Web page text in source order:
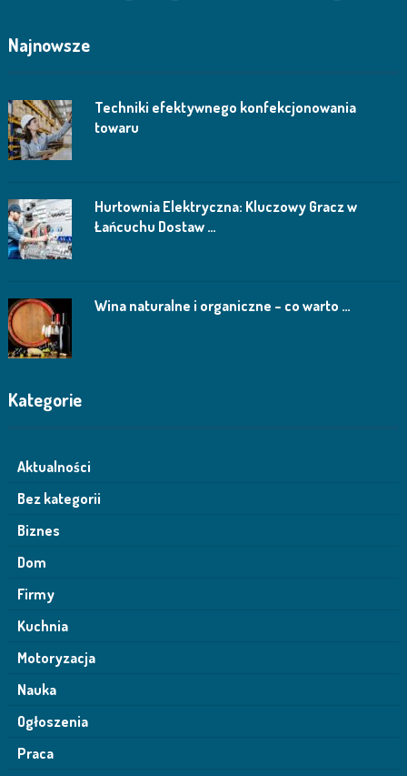
Najnowsze
Techniki efektywnego konfekcjonowania
towaru
Hurtownia Elektryczna: Kluczowy Gracz w
Łańcuchu Dostaw …
Wina naturalne i organiczne – co warto …
Kategorie
Aktualności
Bez kategorii
Biznes
Dom
Firmy
Kuchnia
Motoryzacja
Nauka
Ogłoszenia
Praca